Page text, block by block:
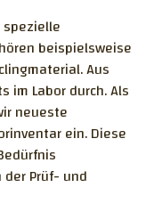
beispielsweise
Aus
im Labor durch. Als
neueste
ein. Diese
Prüf- und